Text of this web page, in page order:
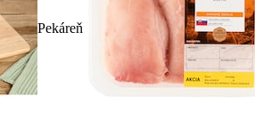
Pekáreň